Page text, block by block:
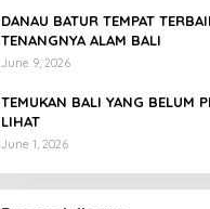
DANAU BATUR TEMPAT
TENANGNYA ALAM BALI
June 9, 2026
TEMUKAN BALI YANG BELUM
LIHAT
June 1, 2026